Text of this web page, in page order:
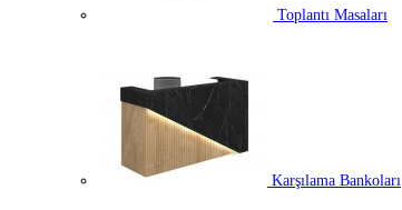
Toplantı Masaları
Karşılama Bankoları